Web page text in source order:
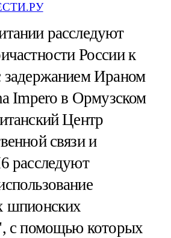
расследуют
России к
задержанием Ираном
Impero в Ормузском
Центр
связи и
расследуют
шпионских
с помощью которых